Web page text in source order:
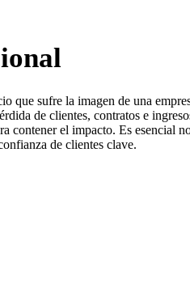
que sufre la imagen de una
de clientes, contratos e
contener el impacto. Es
de clientes clave.